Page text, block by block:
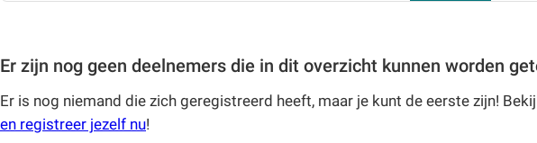
Er zijn nog geen deelnemers die in dit overzicht kunnen worden
Er is nog niemand die zich geregistreerd heeft, maar je kunt de eerste zijn!
en registreer jezelf nu!